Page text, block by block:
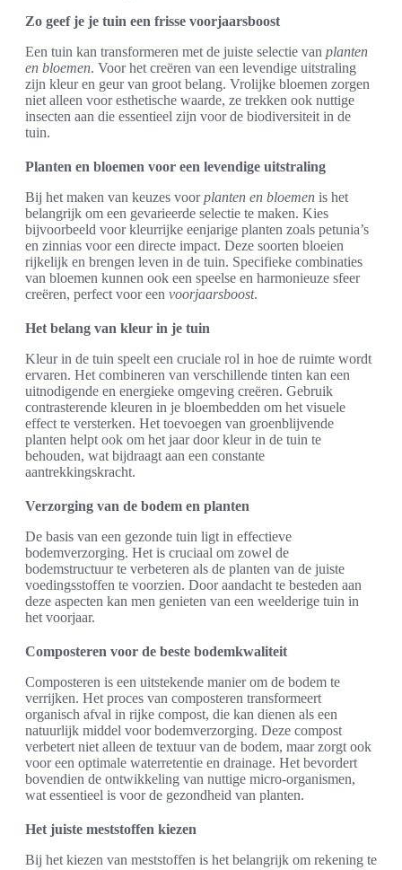
Zo geef je je tuin een frisse voorjaarsboost
Een tuin kan transformeren met de juiste selectie van planten
en bloemen. Voor het creëren van een levendige uitstraling
zijn kleur en geur van groot belang. Vrolijke bloemen zorgen
niet alleen voor esthetische waarde, ze trekken ook nuttige
insecten aan die essentieel zijn voor de biodiversiteit in de
tuin.
Planten en bloemen voor een levendige uitstraling
Bij het maken van keuzes voorplanten en bloemen is het
belangrijk om een gevarieerde selectie te maken. Kies
bijvoorbeeld voor kleurrijke eenjarige planten zoals petunia’s
en zinnias voor een directe impact. Deze soorten bloeien
rijkelijk en brengen leven in de tuin. Specifieke combinaties
van bloemen kunnen ook een speelse en harmonieuze sfeer
creëren, perfect voor een voorjaarsboost.
Het belang van kleur in je tuin
Kleur in de tuin speelt een cruciale rol in hoe de ruimte wordt
ervaren. Het combineren van verschillende tinten kan een
uitnodigende en energieke omgeving creëren. Gebruik
contrasterende kleuren in je bloembedden om het visuele
effect te versterken. Het toevoegen van groenblijvende
planten helpt ook om het jaar door kleur in de tuin te
behouden, wat bijdraagt aan een constante
aantrekkingskracht.
Verzorging van de bodem en planten
De basis van een gezonde tuin ligt in effectieve
bodemverzorging. Het is cruciaal om zowel de
bodemstructuur te verbeteren als de planten van de juiste
voedingsstoffen te voorzien. Door aandacht te besteden aan
deze aspecten kan men genieten van een weelderige tuin in
het voorjaar.
Composteren voor de beste bodemkwaliteit
Composteren is een uitstekende manier om de bodem te
verrijken. Het proces van composteren transformeert
organisch afval in rijke compost, die kan dienen als een
natuurlijk middel voor bodemverzorging. Deze compost
verbetert niet alleen de textuur van de bodem, maar zorgt ook
voor een optimale waterretentie en drainage. Het bevordert
bovendien de ontwikkeling van nuttige micro-organismen,
wat essentieel is voor de gezondheid van planten.
Het juiste meststoffen kiezen
Bij het kiezen van meststoffen is het belangrijk om rekening te